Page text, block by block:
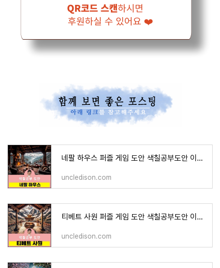
네팔 하우스 퍼즐 게임 도안 색칠공부도안 이미지 그림 프린트 무료다운 어르신 노인 유아 인지
uncledison.com
티베트 사원 퍼즐 게임 도안 색칠공부도안 이미지 그림 프린트 무료다운 어르신 노인 유아 인지
uncledison.com